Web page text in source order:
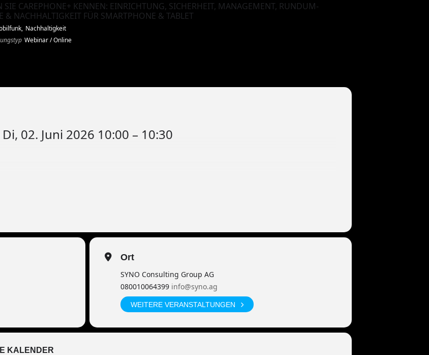
SIE CAREPHONE+ KENNEN: EINRICHTUNG, SICHERHEIT, MANAGEMENT, RUNDUM-
& NACHHALTIGKEIT FÜR SMARTPHONE & TABLET
Nachhaltigkeit
Webinar / Online
02. Juni 2026 10:00 – 10:30
Ort
SYNO Consulting Group AG
080010064399 info@syno.ag
WEITERE VERANSTALTUNGEN
KALENDER